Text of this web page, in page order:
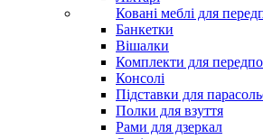
Ковані меблі для
Банкетки
Вішалки
Комплекти для
Консолі
Підставки для
Полки для взуття
Рами для дзеркал